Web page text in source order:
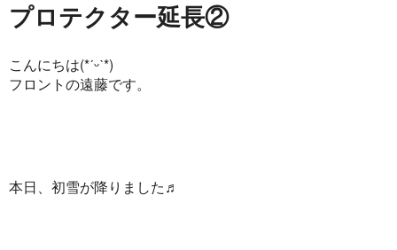
プロテクター延長②
こんにちは(*ˊᵕˋ*)
フロントの遠藤です。
本日、初雪が降りました♬